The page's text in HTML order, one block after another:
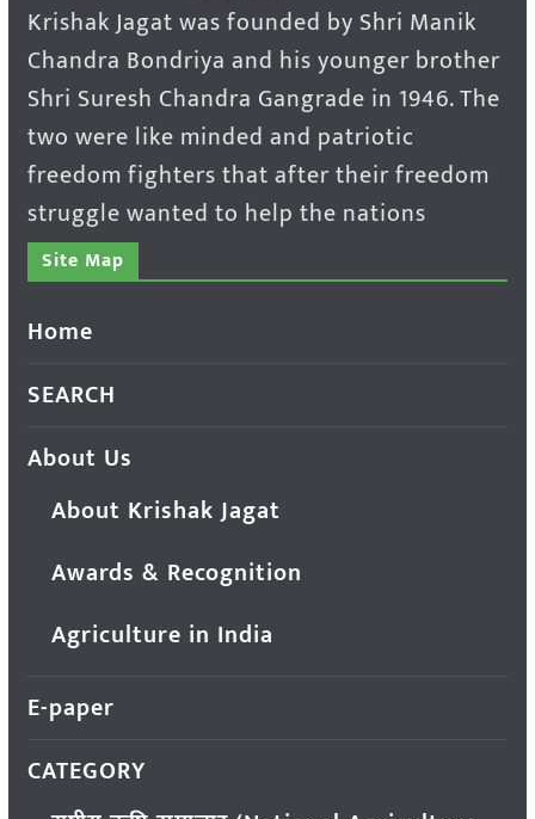
Krishak Jagat was founded by Shri Manik
Chandra Bondriya and his younger brother
Shri Suresh Chandra Gangrade in 1946. The
two were like minded and patriotic
freedom fighters that after their freedom
struggle wanted to help the nations
Site Map
Home
SEARCH
About Us
About Krishak Jagat
Awards & Recognition
Agriculture in India
E-paper
CATEGORY